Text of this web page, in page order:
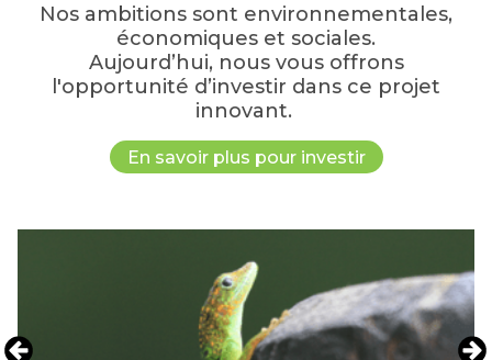
Nos ambitions sont environnementales,
économiques et sociales.
Aujourd’hui, nous vous offrons
l'opportunité d’investir dans ce projet
innovant.
En savoir plus pour investir
Connaissez-vous
Prenons contact
recevoir notre documentation et